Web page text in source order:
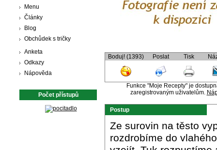
Menu
Články
Blog
Obchůdek s tričky
Anketa
Odkazy
Nápověda
Počet přístupů
Boduj! (1393) Poslat Tisk
Funkce "Moje Recepty" je
zaregistrovaným uživatelům.
Postup
Ze surovin na těsto
rozdrobíme do